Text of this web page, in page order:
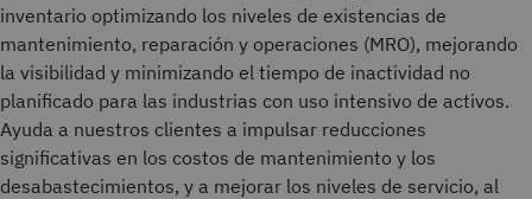
inventario optimizando los niveles de existencias de
mantenimiento, reparación y operaciones (MRO), mejorando
la visibilidad y minimizando el tiempo de inactividad no
planificado para las industrias con uso intensivo de activos.
Ayuda a nuestros clientes a impulsar reducciones
significativas en los costos de mantenimiento y los
desabastecimientos, y a mejorar los niveles de servicio, al